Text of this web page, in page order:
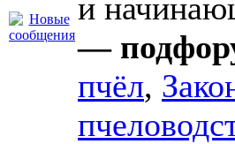
и
—
пчёл,